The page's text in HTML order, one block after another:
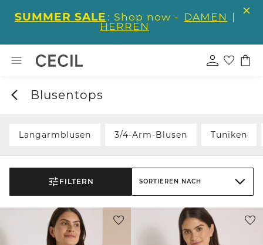
SUMMER SALE : Shop now - DAMEN |
HERREN
Blusentops
Langarmblusen 3/4-Arm-Blusen Tuniken
FILTERN SORTIEREN NACH